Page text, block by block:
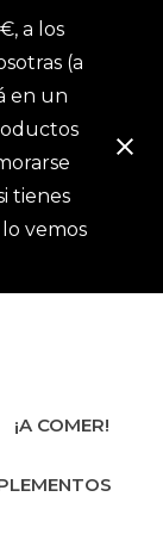
a los
(a
en un
tienes
vemos
¡A COMER!